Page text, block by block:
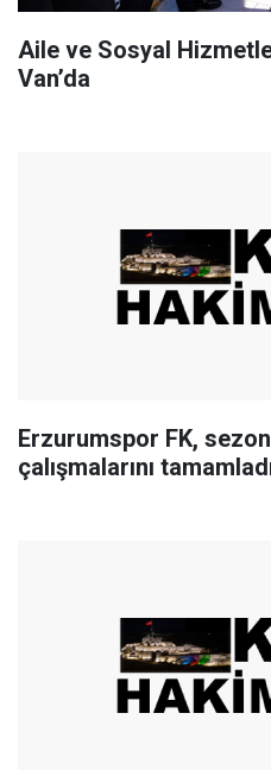
Aile ve Sosyal
Van’da
Erzurumspor FK,
çalışmalarını